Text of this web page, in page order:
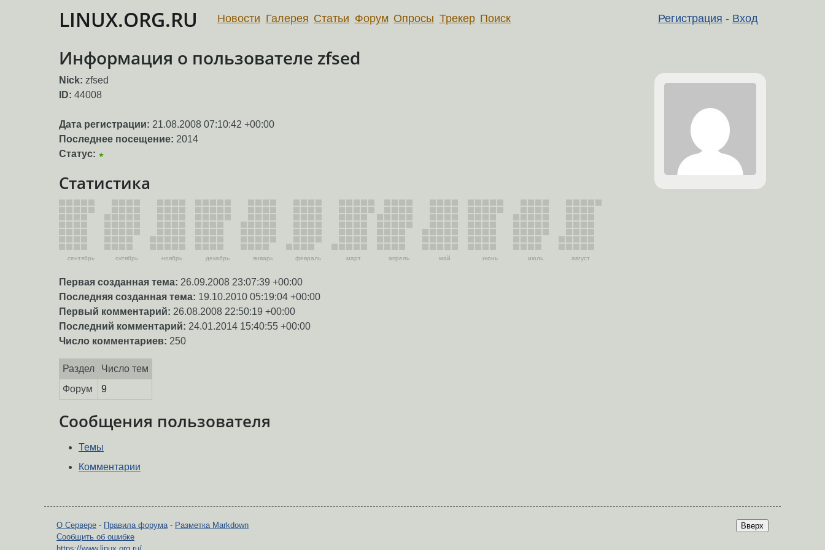
LINUX.ORG.RU Регистрация - Вход
Новости Галерея Статьи Форум Опросы Трекер Поиск
Информация о пользователе zfsed
Nick: zfsed
ID: 44008
Дата регистрации: 21.08.2008 07:10:42 +00:00
Последнее посещение: 2014
Статус: ★
Статистика
сентябрь октябрь ноябрь декабрь январь февраль март апрель май июнь июль август
Первая созданная тема: 26.09.2008 23:07:39 +00:00
Последняя созданная тема: 19.10.2010 05:19:04 +00:00
Первый комментарий: 26.08.2008 22:50:19 +00:00
Последний комментарий: 24.01.2014 15:40:55 +00:00
Число комментариев: 250
Раздел
Число тем
Форум
9
Сообщения пользователя
Темы
Комментарии
Вверх
О Сервере - Правила форума- Разметка Markdown
Сообщить об ошибке